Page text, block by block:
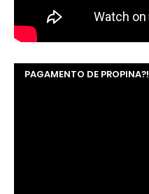
PAGAMENTO DE PROPINA?!